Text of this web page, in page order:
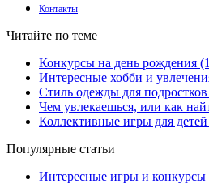
Контакты
Читайте по теме
Конкурсы на день рождения
Интересные хобби и
Стиль одежды для
Чем увлекаешься, или как
Коллективные игры для
Популярные статьи
Интересные игры и конкурсы